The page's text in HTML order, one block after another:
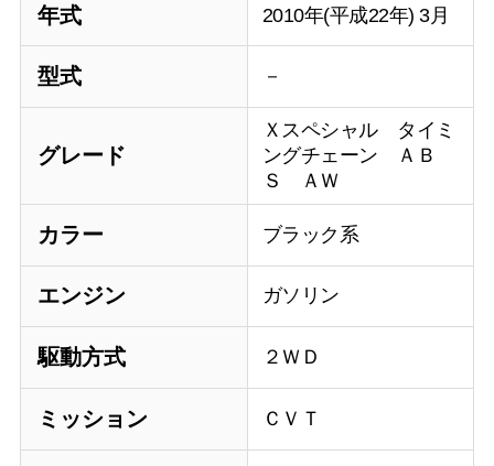
年式 2010年(平成22年) 3月
型式 －
グレード
Ｘスペシャル タイミ
ングチェーン ＡＢ
Ｓ ＡＷ
カラー ブラック系
エンジン ガソリン
駆動方式 ２ＷＤ
ミッション ＣＶＴ